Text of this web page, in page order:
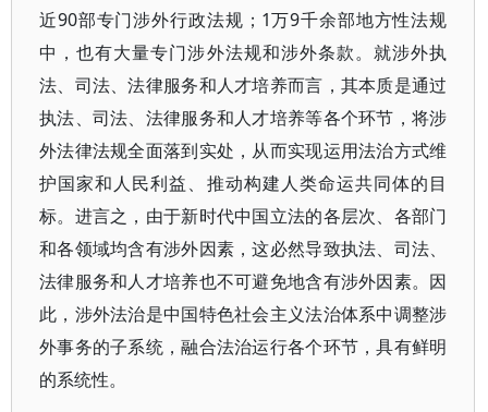
近90部专门涉外行政法规；1万9千余部地方性法规
中，也有大量专门涉外法规和涉外条款。就涉外执
法、司法、法律服务和人才培养而言，其本质是通过
执法、司法、法律服务和人才培养等各个环节，将涉
外法律法规全面落到实处，从而实现运用法治方式维
护国家和人民利益、推动构建人类命运共同体的目
标。进言之，由于新时代中国立法的各层次、各部门
和各领域均含有涉外因素，这必然导致执法、司法、
法律服务和人才培养也不可避免地含有涉外因素。因
此，涉外法治是中国特色社会主义法治体系中调整涉
外事务的子系统，融合法治运行各个环节，具有鲜明
的系统性。